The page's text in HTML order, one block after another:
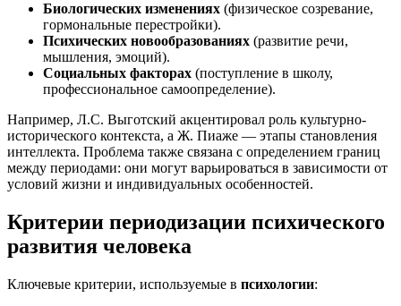
Биологических изменениях (физическое созревание,
гормональные перестройки).
Психических новообразованиях (развитие речи,
мышления, эмоций).
Социальных факторах (поступление в школу,
профессиональное самоопределение).
Например, Л.С. Выготский акцентировал роль культурно-
исторического контекста, а Ж. Пиаже — этапы становления
интеллекта. Проблема также связана с определением границ
между периодами: они могут варьироваться в зависимости от
условий жизни и индивидуальных особенностей.
Критерии периодизации психического
развития человека
Ключевые критерии, используемые в психологии: